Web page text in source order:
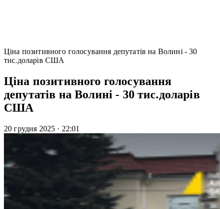
Ціна позитивного голосування депутатів на Волині - 30
тис.доларів США
Ціна позитивного голосування
депутатів на Волині - 30 тис.доларів
США
20 грудня 2025 · 22:01